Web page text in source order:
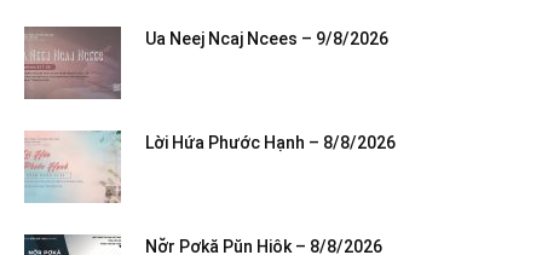
Ua Neej Ncaj Ncees – 9/8/2026
Lời Hứa Phước Hạnh – 8/8/2026
Nơ̆r Pơkă Pŭn Hiôk – 8/8/2026